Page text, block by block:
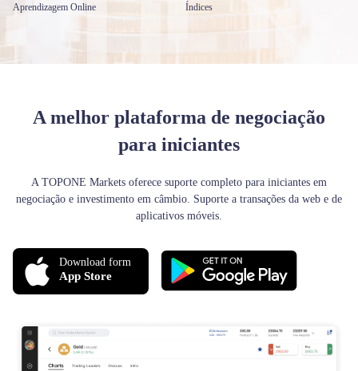
Aprendizagem Online
Índices
A melhor plataforma de negociação
para iniciantes
A TOPONE Markets oferece suporte completo para iniciantes em
negociação e investimento em câmbio. Suporte a transações da web e de
aplicativos móveis.